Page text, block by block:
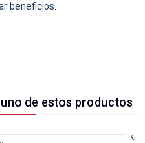
beneficios.
de estos productos